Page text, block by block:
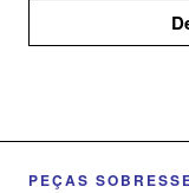
PEÇAS